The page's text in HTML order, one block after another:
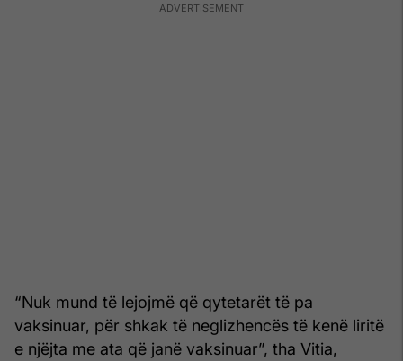
“Nuk mund të lejojmë që qytetarët të pa
vaksinuar, për shkak të neglizhencës të kenë liritë
e njëjta me ata që janë vaksinuar”, tha Vitia,